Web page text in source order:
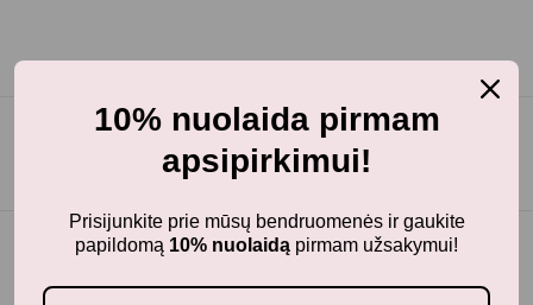
10% nuolaida pirmam
apsipirkimui!
Prisijunkite prie mūsų bendruomenės ir gaukite
papildomą 10% nuolaidą pirmam užsakymui!